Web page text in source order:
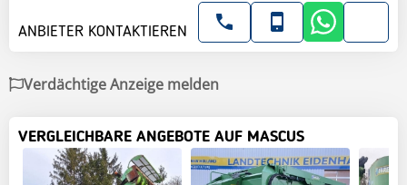
ANBIETER KONTAKTIEREN
Verdächtige Anzeige melden
VERGLEICHBARE ANGEBOTE AUF MASCUS